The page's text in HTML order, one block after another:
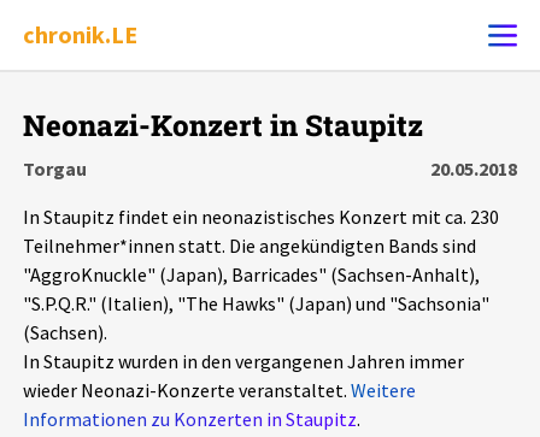
chronik.LE
Ereignis melden
Chronik
Dossiers
Leipziger Zustände
Schlaglichter
Neonazi-Konzert in Staupitz
Torgau
20.05.2018
In Staupitz findet ein neonazistisches Konzert mit ca. 230
Teilnehmer*innen statt. Die angekündigten Bands sind
"AggroKnuckle" (Japan), Barricades" (Sachsen-Anhalt),
"S.P.Q.R." (Italien), "The Hawks" (Japan) und "Sachsonia"
(Sachsen).
In Staupitz wurden in den vergangenen Jahren immer
wieder Neonazi-Konzerte veranstaltet. Weitere
Informationen zu Konzerten in Staupitz.
Alle Ereignisse
Ereignisse Statistik
Exportieren ? Filter Erklärungen